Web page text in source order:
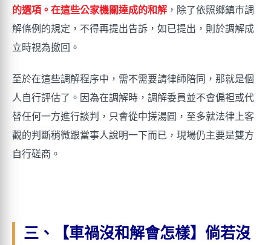
的選項。在這些公家機關達成的和解 ，除了依照鄉鎮市調
解條例的規定，不得再提出告訴，如已提出，則於調解成
立時視為撤回。
至於在這些調解程序中，需不需要請律師陪同，那就是個
人自行評估了。因為在調解時，調解委員並不會偏袒或代
替任何一方進行談判，只會從中搓湯圓，至多就法律上客
觀的判斷稍微跟當事人說明一下而已，現場仍主要是雙方
自行磋商。
三、【車禍沒和解會怎樣】倘若沒